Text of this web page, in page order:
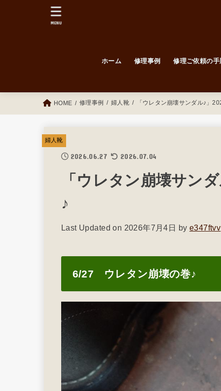
ホーム 修理事例 修理ご依頼の手
MENU
HOME 修理事例 婦人靴 「ウレタン崩壊サンダル♪」
婦人靴
2026.06.27 2026.07.04
「ウレタン崩壊サン
♪
Last Updated on 2026年7月4日 by e347ftvv
6/27 ウレタン崩壊の巻♪